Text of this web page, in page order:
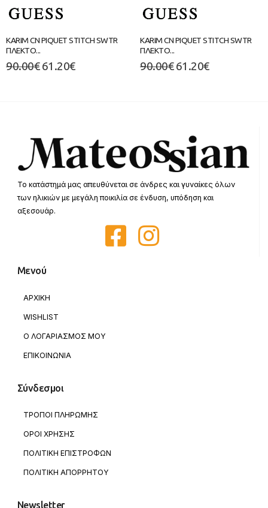
KARIM CN PIQUET STITCH SWTR
ΠΛΕΚΤΟ...
90.00€ 61.20€
KARIM CN PIQUET STITCH SWTR
ΠΛΕΚΤΟ...
90.00€ 61.20€
Το κατάστημά μας απευθύνεται σε άνδρες και γυναίκες όλων
των ηλικιών με μεγάλη ποικιλία σε ένδυση, υπόδηση και
αξεσουάρ.
Μενού
ΑΡΧΙΚΗ
WISHLIST
Ο ΛΟΓΑΡΙΑΣΜΟΣ ΜΟΥ
ΕΠΙΚΟΙΝΩΝΙΑ
Σύνδεσμοι
ΤΡΟΠΟΙ ΠΛΗΡΩΜΗΣ
ΟΡΟΙ ΧΡΗΣΗΣ
ΠΟΛΙΤΙΚΗ ΕΠΙΣΤΡΟΦΩΝ
ΠΟΛΙΤΙΚΗ ΑΠΟΡΡΗΤΟΥ
Newsletter